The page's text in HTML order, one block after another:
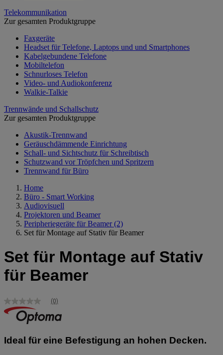
Telekommunikation
Zur gesamten Produktgruppe
Faxgeräte
Headset für Telefone, Laptops und und Smartphones
Kabelgebundene Telefone
Mobiltelefon
Schnurloses Telefon
Video- und Audiokonferenz
Walkie-Talkie
Trennwände und Schallschutz
Zur gesamten Produktgruppe
Akustik-Trennwand
Geräuschdämmende Einrichtung
Schall- und Sichtschutz für Schreibtisch
Schutzwand vor Tröpfchen und Spritzern
Trennwand für Büro
Home
Büro - Smart Working
Audiovisuell
Projektoren und Beamer
Peripheriegeräte für Beamer (2)
Set für Montage auf Stativ für Beamer
Set für Montage auf Stativ
für Beamer
Kein
Bewertungswert
Link
gleichen
Seite.
(0)
Ideal für eine Befestigung an hohen Decken.